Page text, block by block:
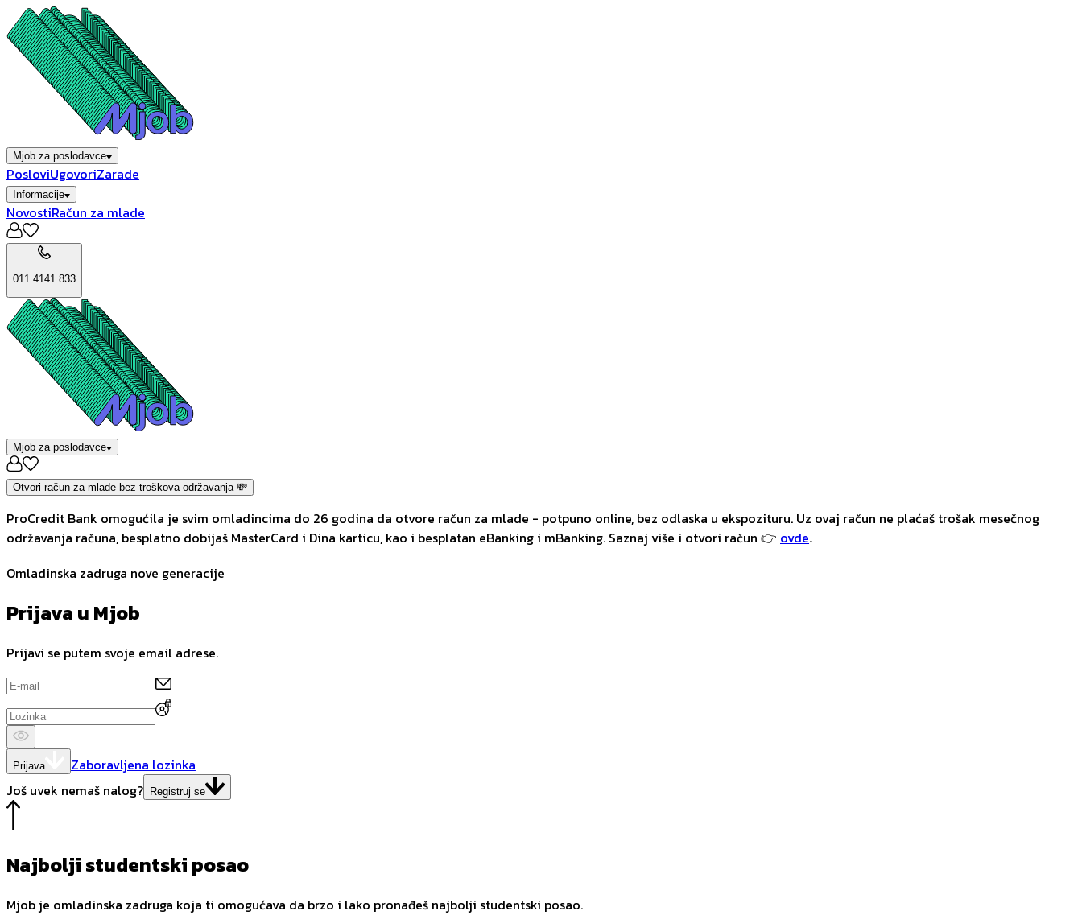
Mjob za poslodavce
PosloviUgovoriZarade
Informacije
NovostiRačun za mlade
011 4141 833
Mjob za poslodavce
Otvori račun za mlade bez troškova održavanja 💸
ProCredit Bank omogućila je svim omladincima do 26 godina da otvore račun za mlade - potpuno online, bez odlaska u ekspozituru. Uz ovaj račun ne plaćaš trošak mesečnog
održavanja računa, besplatno dobijaš MasterCard i Dina karticu, kao i besplatan eBanking i mBanking. Saznaj više i otvori račun 👉 ovde.
Omladinska zadruga nove generacije
Prijava u Mjob
Prijavi se putem svoje email adrese.
Prijava
Zaboravljena lozinka
Još uvek nemaš nalog? Registruj se
Najbolji studentski posao
Mjob je omladinska zadruga koja ti omogućava da brzo i lako pronađeš najbolji studentski posao.